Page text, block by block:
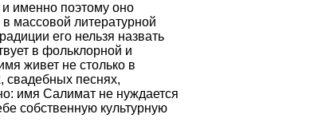
и именно поэтому оно
массовой литературной
его нельзя назвать
в фольклорной и
живет не столько в
свадебных песнях,
имя Салимат не нуждается
собственную культурную